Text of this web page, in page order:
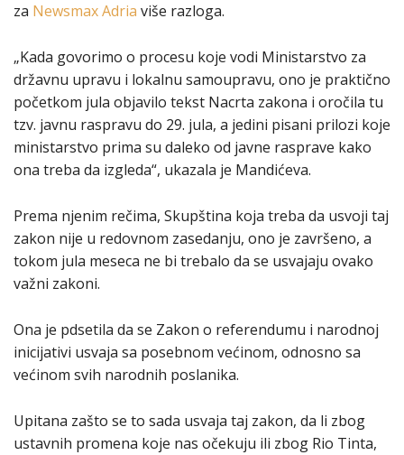
za Newsmax Adria više razloga.
„Kada govorimo o procesu koje vodi Ministarstvo za
državnu upravu i lokalnu samoupravu, ono je praktično
početkom jula objavilo tekst Nacrta zakona i oročila tu
tzv. javnu raspravu do 29. jula, a jedini pisani prilozi koje
ministarstvo prima su daleko od javne rasprave kako
ona treba da izgleda“, ukazala je Mandićeva.
Prema njenim rečima, Skupština koja treba da usvoji taj
zakon nije u redovnom zasedanju, ono je završeno, a
tokom jula meseca ne bi trebalo da se usvajaju ovako
važni zakoni.
Ona je pdsetila da se Zakon o referendumu i narodnoj
inicijativi usvaja sa posebnom većinom, odnosno sa
većinom svih narodnih poslanika.
Upitana zašto se to sada usvaja taj zakon, da li zbog
ustavnih promena koje nas očekuju ili zbog Rio Tinta,